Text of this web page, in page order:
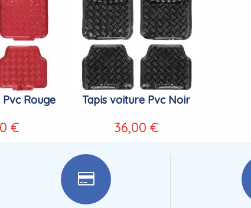
Rouge
€
Tapis voiture Pvc Noir
36,00 €